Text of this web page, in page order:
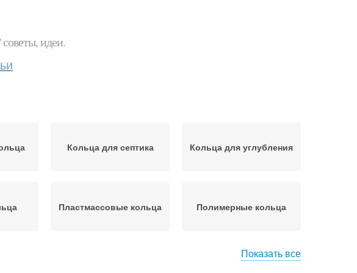
советы, идеи.
Кольца для септика Кольца для углубления
Пластмассовые кольца Полимерные кольца
Показать все